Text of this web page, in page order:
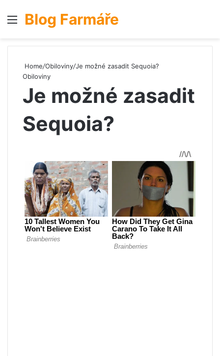
Menu
Blog Farmáře
Home/Obiloviny/Je možné zasadit Sequoia?
Obiloviny
Je možné zasadit
Sequoia?